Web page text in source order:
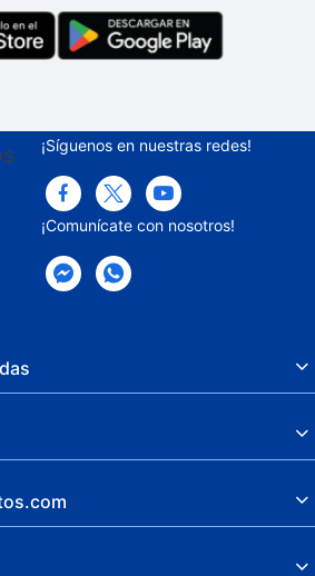
¡Síguenos en nuestras redes!
¡Comunícate con nosotros!